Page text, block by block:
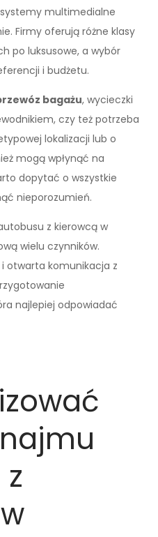
multimedialne
Firmy oferują różne klasy
po luksusowe, a wybór
i budżetu.
bagażu, wycieczki
czy też potrzeba
lokalizacji lub o
mogą wpłynąć na
dopytać o wszystkie
nieporozumień.
z kierowcą w
wielu czynników.
i otwarta komunikacja z
najlepiej odpowiadać